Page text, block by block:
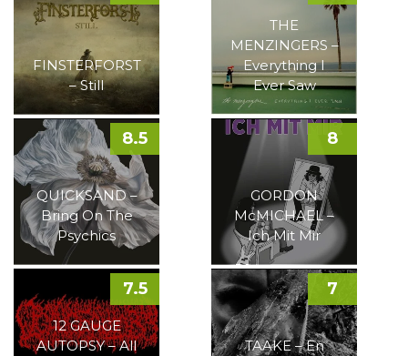
FINSTERFORST
– Still
THE
MENZINGERS –
Everything I
Ever Saw
QUICKSAND –
Bring On The
Psychics
8.5
GORDON
McMICHAEL –
Ich Mit Mir
8
12 GAUGE
AUTOPSY – All
7.5
TAAKE – En
7